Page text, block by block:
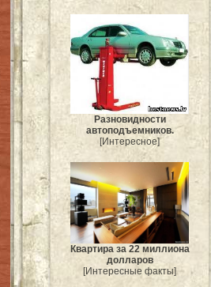
Разновидности
автоподъемников.
[Интересное]
Квартира за 22 миллиона
долларов
[Интересные факты]